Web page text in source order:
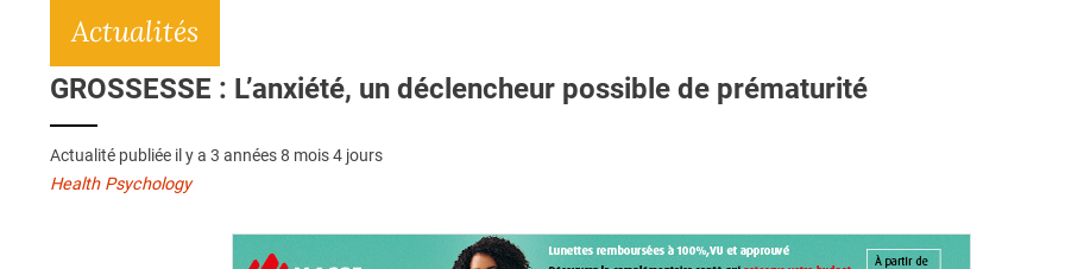
Actualités
GROSSESSE : L’anxiété, un déclencheur possible de prématurité
Actualité publiée il y a 3 années 8 mois 4 jours
Health Psychology